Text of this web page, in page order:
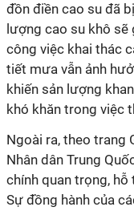
đồn điền cao su đã
lượng cao su khô
công việc khai thác
tiết mưa vẫn ảnh
khiến sản lượng
khó khăn trong việc
Ngoài ra, theo trang
Nhân dân Trung
chính quan trọng,
Sự đồng hành của